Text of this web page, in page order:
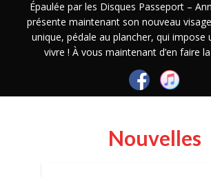
Épaulée par les Disques Passeport –
présente maintenant son nouveau
unique, pédale au plancher, qui impose
vivre ! À vous maintenant d’en faire
Nouvelles